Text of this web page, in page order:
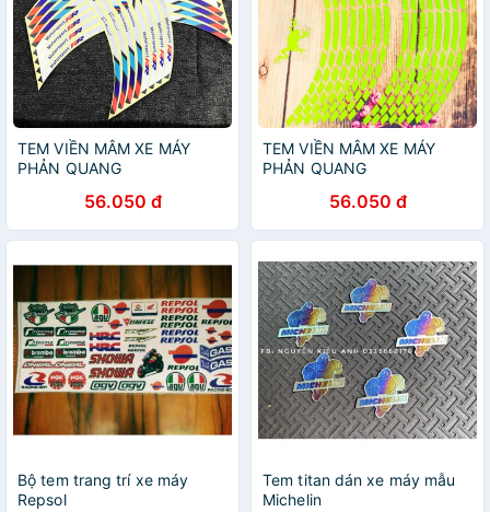
TEM VIỀN MÂM XE MÁY
PHẢN QUANG
56.050 đ
TEM VIỀN MÂM XE MÁY
PHẢN QUANG
56.050 đ
Bộ tem trang trí xe máy
Repsol
Tem titan dán xe máy mẫu
Michelin